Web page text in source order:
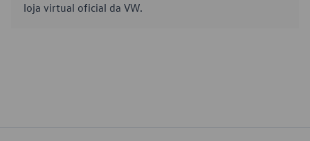
loja virtual oficial da VW.